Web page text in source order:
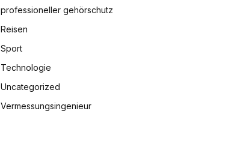
professioneller gehörschutz
Reisen
Sport
Technologie
Uncategorized
Vermessungsingenieur